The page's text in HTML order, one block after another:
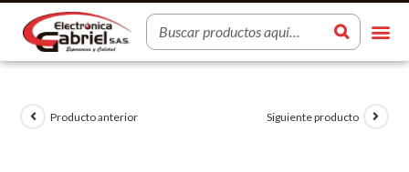
Producto anterior Siguiente producto